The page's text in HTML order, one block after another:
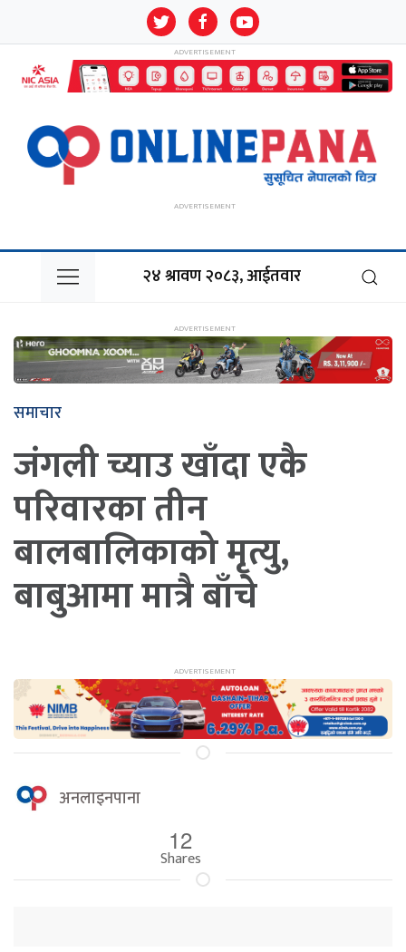
२४ श्रावण २०८३, आईतवार
समाचार
जंगली च्याउ खाँदा एकै
परिवारका तीन
बालबालिकाको मृत्यु,
बाबुआमा मात्रै बाँचे
अनलाइनपाना
12
Shares